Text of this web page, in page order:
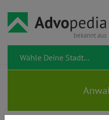
bekannt aus